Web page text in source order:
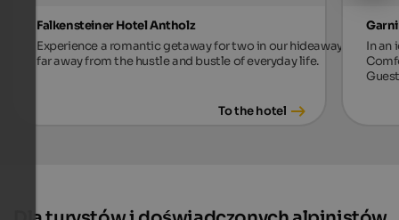
Falkensteiner Hotel Antholz
Experience a romantic getaway for two in our hideaway,
far away from the hustle and bustle of everyday life.
To the hotel
In an